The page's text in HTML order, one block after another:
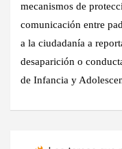
mecanismos de
comunicación entre
a la ciudadanía a
desaparición o
de Infancia y